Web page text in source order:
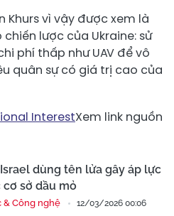
Khurs vì vậy được xem là
lược của Ukraine: sử
phí thấp như UAV để vô
quân sự có giá trị cao của
InterestXem link nguồn
Israel dùng tên lửa gây áp lực
cơ sở dầu mỏ
& Công nghệ 12/03/2026 00:06